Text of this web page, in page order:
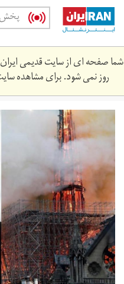
Skip
main
content
پخش
شما صفحه ای از سایت قدیمی ایران
روز نمی شود. برای مشاهده
macron-
notre-
dam.jpg